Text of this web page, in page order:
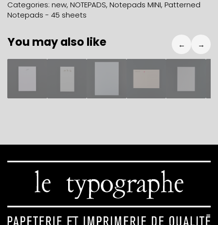
Categories: new, NOTEPADS, Notepads MINI, Patterned
Notepads - 45 sheets
You may also like
7,80€ 6,80€ 17,70€ 19,90€
← →